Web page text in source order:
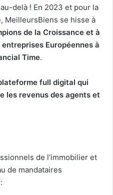
delà ! En 2023 et pour la
MeilleursBiens se hisse à
de la Croissance et à
Européennes à
Time.
full digital qui
les revenus des agents et
de l’immobilier et
de mandataires